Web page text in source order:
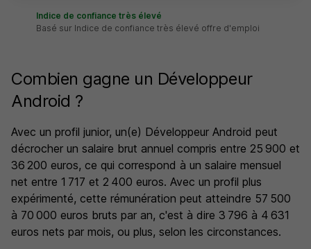
Indice de confiance très élevé
Basé sur Indice de confiance très élevé offre d'emploi
Combien gagne un Développeur
Android ?
Avec un profil junior, un(e) Développeur Android peut
décrocher un salaire brut annuel compris entre 25 900 et
36 200 euros, ce qui correspond à un salaire mensuel
net entre 1 717 et 2 400 euros. Avec un profil plus
expérimenté, cette rémunération peut atteindre 57 500
à 70 000 euros bruts par an, c'est à dire 3 796 à 4 631
euros nets par mois, ou plus, selon les circonstances.